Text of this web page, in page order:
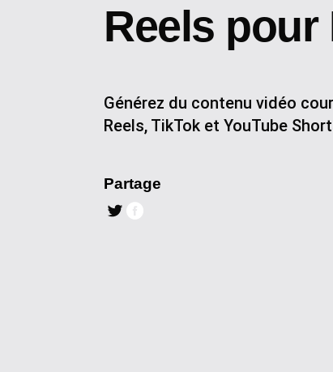
Reels pour
Générez du contenu vidéo
Reels, TikTok et YouTube
Partage